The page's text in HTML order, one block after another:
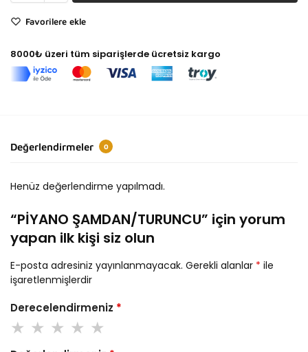
Favorilere ekle
8000₺ üzeri tüm siparişlerde ücretsiz kargo
Değerlendirmeler 0
Henüz değerlendirme yapılmadı.
“PİYANO ŞAMDAN/TURUNCU” için yorum
yapan ilk kişi siz olun
E-posta adresiniz yayınlanmayacak. Gerekli alanlar * ile
işaretlenmişlerdir
Derecelendirmeniz *